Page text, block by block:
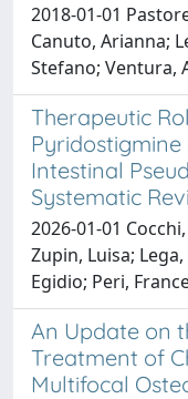
2018-01-01
Canuto, Arianna;
Stefano; Ventura,
Therapeutic
Intestinal
Systematic
2026-01-01
Zupin, Luisa;
Egidio; Peri,
An Update on
Treatment of
Multifocal